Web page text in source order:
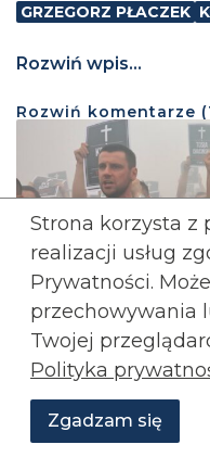
GRZEGORZ PŁACZEK
Rozwiń wpis...
Rozwiń komentarze (
Wyjaśnijmy
Strona korzysta z
realizacji usług
Prywatności.
przechowywania
Twojej
Polityka
Zgadzam się